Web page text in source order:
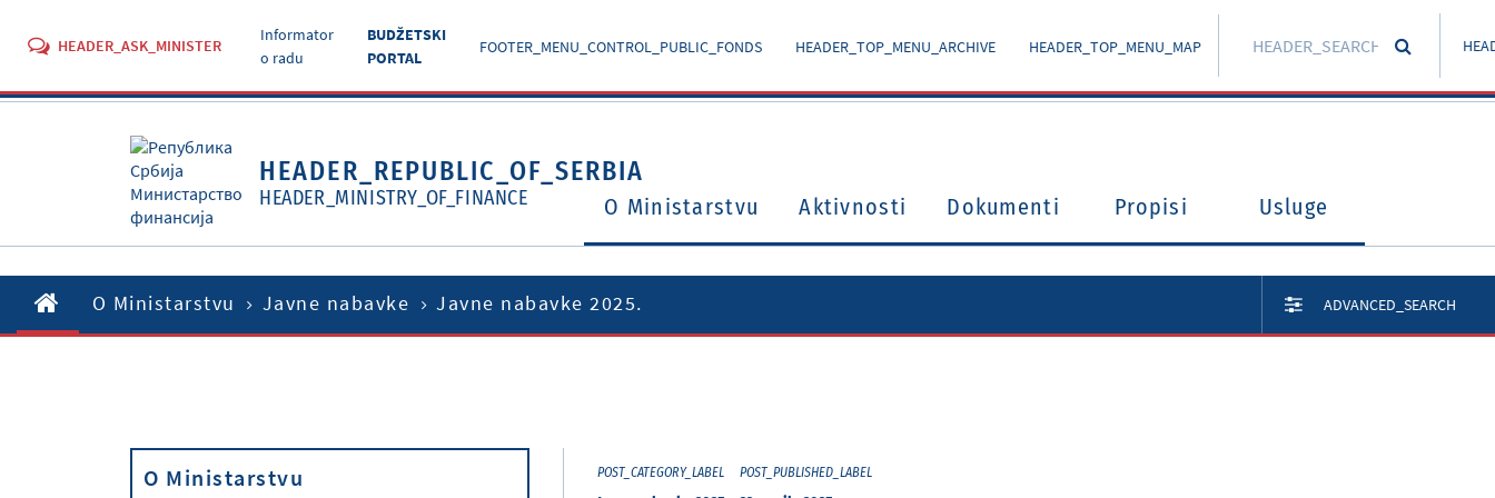
HEADER_ASK_MINISTER
Informator
o radu
BUDŽETSKI
PORTAL
FOOTER_MENU_CONTROL_PUBLIC_FONDS HEADER_TOP_MENU_ARCHIVE HEADER_TOP_MENU_MAP
HEADER_REPUBLIC_OF_SERBIA
HEADER_MINISTRY_OF_FINANCE O Ministarstvu Aktivnosti Dokumenti Propisi Usluge
O Ministarstvu Javne nabavke Javne nabavke 2025. ADVANCED_SEARCH
O Ministarstvu POST_CATEGORY_LABEL POST_PUBLISHED_LABEL